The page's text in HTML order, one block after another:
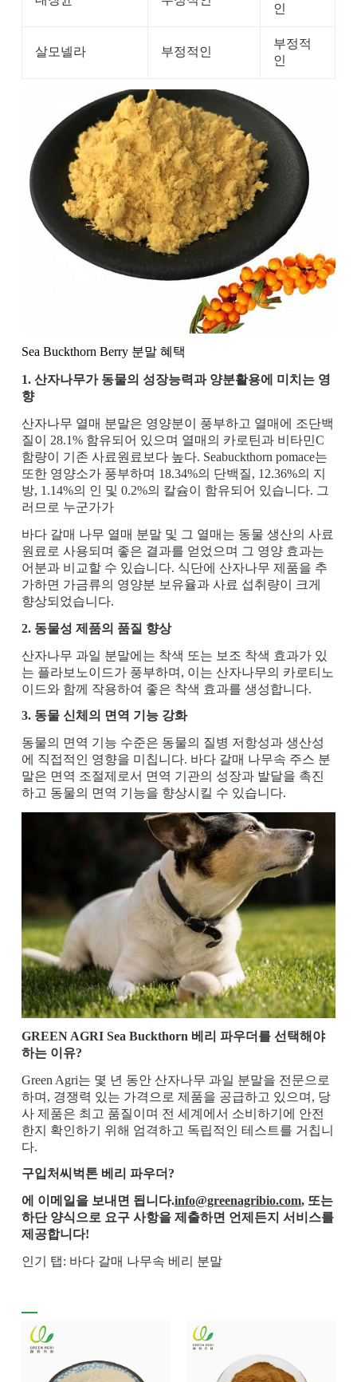
인
살모넬라 부정적인
부정적
인
Sea Buckthorn Berry 분말 혜택
1. 산자나무가 동물의 성장능력과 양분활용에 미치는 영
향
산자나무 열매 분말은 영양분이 풍부하고 열매에 조단백
질이 28.1% 함유되어 있으며 열매의 카로틴과 비타민C
함량이 기존 사료원료보다 높다. Seabuckthorn pomace는
또한 영양소가 풍부하며 18.34%의 단백질, 12.36%의 지
방, 1.14%의 인 및 0.2%의 칼슘이 함유되어 있습니다. 그
러므로 누군가가
바다 갈매 나무 열매 분말 및 그 열매는 동물 생산의 사료
원료로 사용되며 좋은 결과를 얻었으며 그 영양 효과는
어분과 비교할 수 있습니다. 식단에 산자나무 제품을 추
가하면 가금류의 영양분 보유율과 사료 섭취량이 크게
향상되었습니다.
2. 동물성 제품의 품질 향상
산자나무 과일 분말에는 착색 또는 보조 착색 효과가 있
는 플라보노이드가 풍부하며, 이는 산자나무의 카로티노
이드와 함께 작용하여 좋은 착색 효과를 생성합니다.
3. 동물 신체의 면역 기능 강화
동물의 면역 기능 수준은 동물의 질병 저항성과 생산성
에 직접적인 영향을 미칩니다. 바다 갈매 나무속 주스 분
말은 면역 조절제로서 면역 기관의 성장과 발달을 촉진
하고 동물의 면역 기능을 향상시킬 수 있습니다.
GREEN AGRI Sea Buckthorn 베리 파우더를 선택해야
하는 이유?
Green Agri는 몇 년 동안 산자나무 과일 분말을 전문으로
하며, 경쟁력 있는 가격으로 제품을 공급하고 있으며, 당
사 제품은 최고 품질이며 전 세계에서 소비하기에 안전
한지 확인하기 위해 엄격하고 독립적인 테스트를 거칩니
다.
구입처씨벅톤 베리 파우더 ?
에 이메일을 보내면 됩니다.info@greenagribio.com, 또는
하단 양식으로 요구 사항을 제출하면 언제든지 서비스를
제공합니다!
인기 탭: 바다 갈매 나무속 베리 분말